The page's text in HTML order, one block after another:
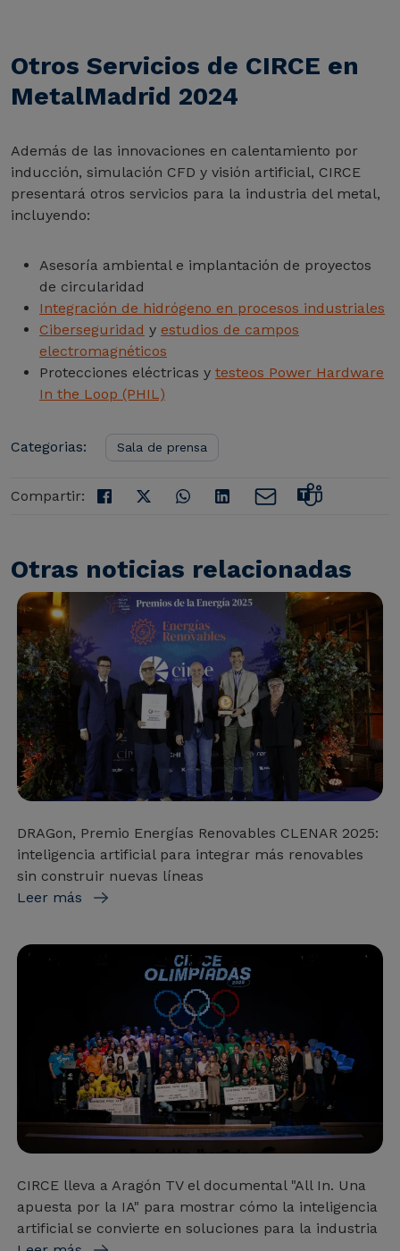
Otros Servicios de CIRCE en
MetalMadrid 2024
Además de las innovaciones en calentamiento por
inducción, simulación CFD y visión artificial, CIRCE
presentará otros servicios para la industria del metal,
incluyendo:
Asesoría ambiental e implantación de proyectos
de circularidad
Integración de hidrógeno en procesos industriales
Ciberseguridad y estudios de campos
electromagnéticos
Protecciones eléctricas y testeos Power Hardware
In the Loop (PHIL)
Categorias: Sala de prensa
Compartir:
Otras noticias relacionadas
DRAGon, Premio Energías Renovables CLENAR 2025:
inteligencia artificial para integrar más renovables
sin construir nuevas líneas
Leer más
CIRCE lleva a Aragón TV el documental "All In. Una
apuesta por la IA" para mostrar cómo la inteligencia
artificial se convierte en soluciones para la industria